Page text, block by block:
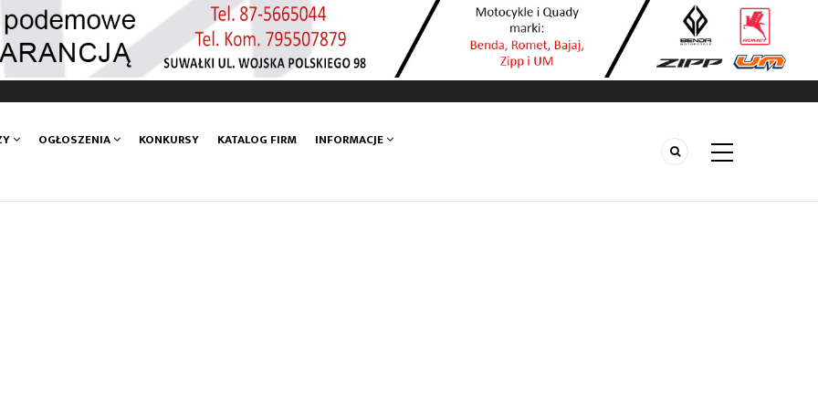
OGŁOSZENIA KONKURSY KATALOG FIRM INFORMACJE